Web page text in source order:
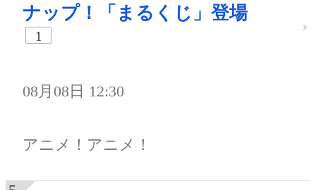
ナップ！「まるくじ」登場
1
08月08日 12:30
アニメ！アニメ！